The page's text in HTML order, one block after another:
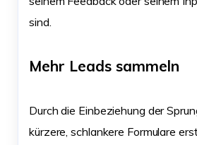
sind.
Mehr Leads sammeln
Durch die Einbeziehung der
kürzere, schlankere Formulare